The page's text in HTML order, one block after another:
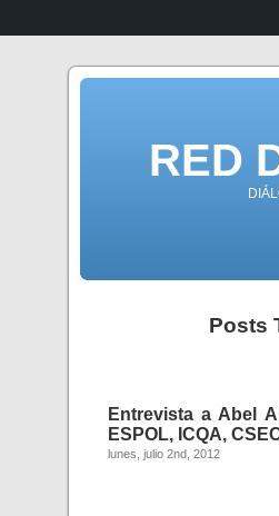
RED
Posts
Entrevista a Abel
ESPOL, ICQA,
lunes, julio 2nd, 2012